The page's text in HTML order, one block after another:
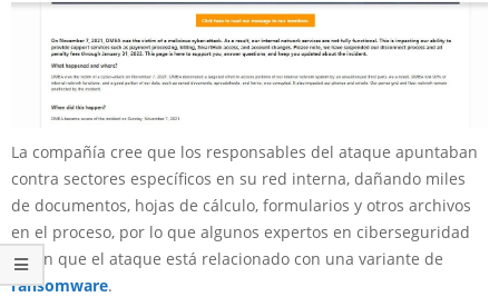
La compañía cree que los responsables del ataque apuntaban
contra sectores específicos en su red interna, dañando miles
de documentos, hojas de cálculo, formularios y otros archivos
en el proceso, por lo que algunos expertos en ciberseguridad
creen que el ataque está relacionado con una variante de
ransomware.